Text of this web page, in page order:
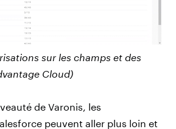
sur les champs et des
Cloud)
de Varonis, les
peuvent aller plus loin et